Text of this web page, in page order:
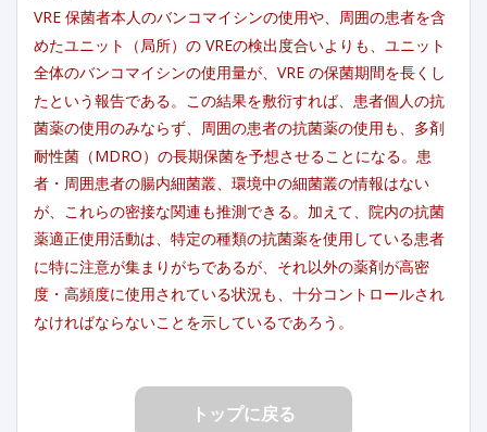
VRE 保菌者本人のバンコマイシンの使用や、周囲の患者を含
めたユニット（局所）の VREの検出度合いよりも、ユニット
全体のバンコマイシンの使用量が、VRE の保菌期間を長くし
たという報告である。この結果を敷衍すれば、患者個人の抗
菌薬の使用のみならず、周囲の患者の抗菌薬の使用も、多剤
耐性菌（MDRO）の長期保菌を予想させることになる。患
者・周囲患者の腸内細菌叢、環境中の細菌叢の情報はない
が、これらの密接な関連も推測できる。加えて、院内の抗菌
薬適正使用活動は、特定の種類の抗菌薬を使用している患者
に特に注意が集まりがちであるが、それ以外の薬剤が高密
度・高頻度に使用されている状況も、十分コントロールされ
なければならないことを示しているであろう。
トップに戻る